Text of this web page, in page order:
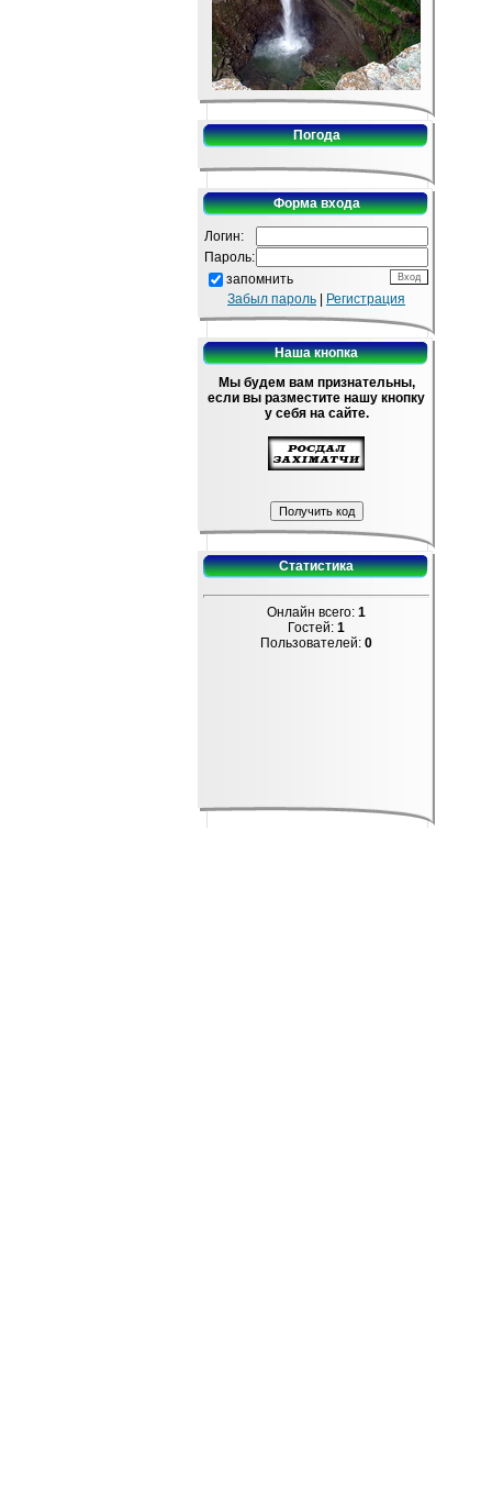
Погода
Форма входа
Логин:
Пароль:
запомнить
Забыл пароль
Регистрация
Наша кнопка
Мы будем вам признательны,
если вы разместите нашу кнопку
у себя на сайте.
Статистика
Онлайн всего: 1
Гостей: 1
Пользователей: 0